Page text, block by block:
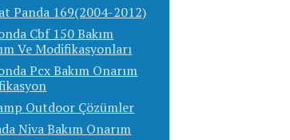
Panda 169(2004-2012)
Cbf 150 Bakım
Ve Modifikasyonları
Pcx Bakım Onarım
Outdoor Çözümler
Niva Bakım Onarım